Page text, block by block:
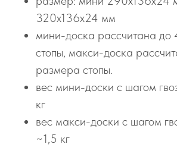
320х136х24 мм
мини-доска рассчитана
стопы, макси-доска
размера стопы.
вес мини-доски с шагом
кг
вес макси-доски с шагом
~1,5 кг